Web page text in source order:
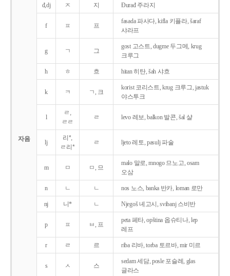
자음
đ,dj ㅈ 지 Ðurađ 주라지
f ㅍ 프
fasada 파사다, kifla 키플라, šaraf
샤라프
g ㄱ 그
gost 고스트, dugme 두그메, krug
크루그
h ㅎ 흐 hitan 히탄, šah 샤흐
k ㅋ ㄱ, 크
korist 코리스트, krug 크루그, jastuk
야스투크
l
ㄹ,
ㄹㄹ
ㄹ levo 레보, balkon 발콘, šal 샬
lj
리*,
ㄹ리*
ㄹ ljeto 레토, pasulj 파술
m ㅁ ㅁ, 므
malo 말로, mnogo 므노고, osam
오삼
n ㄴ ㄴ nos 노스, banka 반카, loman 로만
nj 니* ㄴ Njegoš 녜고시, svibanj 스비반
p ㅍ ㅂ, 프
peta 페타, opština 옵슈티나, lep
레프
r ㄹ 르 riba 리바, torba 토르바, mir 미르
s ㅅ 스
sedam 세담, posle 포슬레, glas
글라스